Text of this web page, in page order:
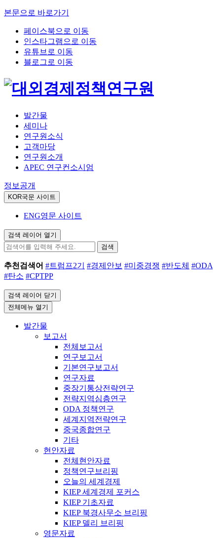
본문으로 바로가기
페이스북으로 이동
인스타그램으로 이동
유튜브로 이동
블로그로 이동
발간물
세미나
연구원소식
고객마당
연구원소개
APEC 연구컨소시엄
정보공개
KOR국문 사이트
ENG영문 사이트
검색 레이어 열기
검색
추천검색어 #트럼프2기 #경제안보 #미중경쟁 #반도체 #ODA
#탄소 #CPTPP
검색 레이어 닫기
전체메뉴 열기
발간물
보고서
전체보고서
연구보고서
기본연구보고서
연구자료
중장기통상전략연구
전략지역심층연구
ODA 정책연구
세계지역전략연구
중국종합연구
기타
현안자료
전체현안자료
정책연구브리핑
오늘의 세계경제
KIEP 세계경제 포커스
KIEP 기초자료
KIEP 북경사무소 브리핑
KIEP 델리 브리핑
영문자료